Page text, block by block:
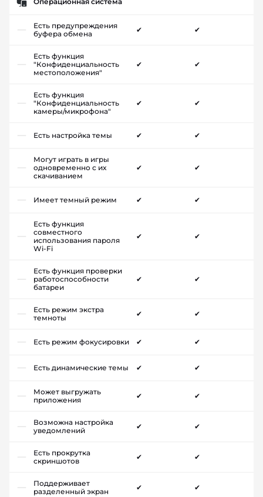
Есть предупреждения
буфера обмена
✔ ✔
Есть функция
"Конфиденциальность
местоположения"
✔ ✔
Есть функция
"Конфиденциальность
камеры/микрофона"
✔ ✔
Есть настройка темы ✔ ✔
Могут играть в игры
одновременно с их
скачиванием
✔ ✔
Имеет темный режим ✔ ✔
Есть функция
совместного
использования пароля
Wi-Fi
✔ ✔
Есть функция проверки
работоспособности
батареи
✔ ✔
Есть режим экстра
темноты
✔ ✔
Есть режим фокусировки ✔ ✔
Есть динамические темы ✔ ✔
Может выгружать
приложения
✔ ✔
Возможна настройка
уведомлений
✔ ✔
Есть прокрутка
скриншотов
✔ ✔
Поддерживает
разделенный экран
✔ ✔